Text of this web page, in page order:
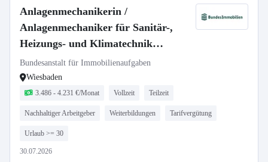
Anlagenmechanikerin /
Anlagenmechaniker für Sanitär-,
Heizungs- und Klimatechnik
(w/m/d)
Bundesanstalt für Immobilienaufgaben
Wiesbaden
3.486 - 4.231 €/Monat Vollzeit Teilzeit
Nachhaltiger Arbeitgeber Weiterbildungen Tarifvergütung
Urlaub >= 30
30.07.2026